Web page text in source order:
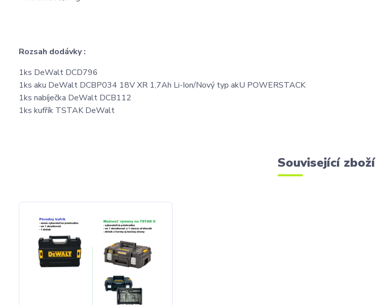
Rozsah dodávky :
1ks DeWalt DCD796
1ks aku DeWalt DCBP034 18V XR 1,7Ah Li-Ion/Nový typ akU POWERSTACK
1ks nabíječka DeWalt DCB112
1ks kufřík TSTAK DeWalt
Související zboží